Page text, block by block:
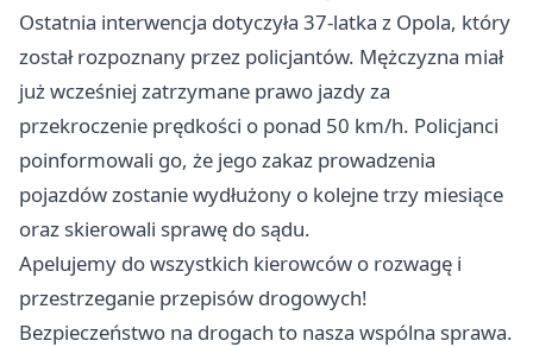
Ostatnia interwencja dotyczyła 37-latka z Opola, który
został rozpoznany przez policjantów. Mężczyzna miał
już wcześniej zatrzymane prawo jazdy za
przekroczenie prędkości o ponad 50 km/h. Policjanci
poinformowali go, że jego zakaz prowadzenia
pojazdów zostanie wydłużony o kolejne trzy miesiące
oraz skierowali sprawę do sądu.
Apelujemy do wszystkich kierowców o rozwagę i
przestrzeganie przepisów drogowych!
Bezpieczeństwo na drogach to nasza wspólna sprawa.